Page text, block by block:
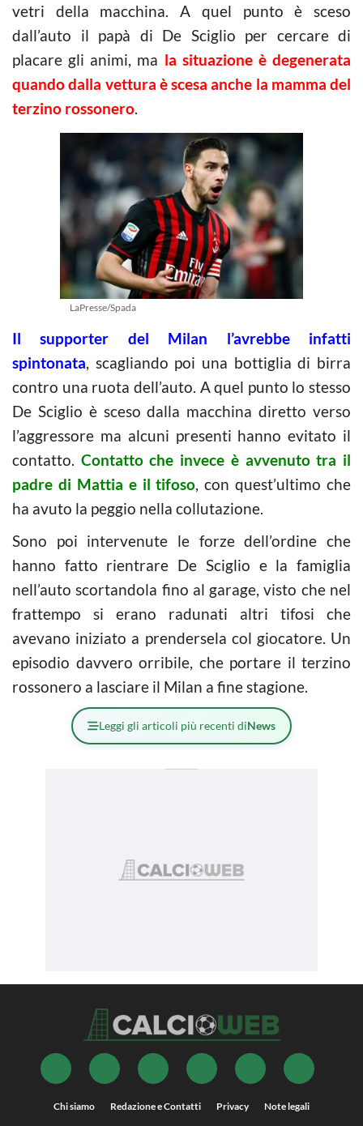
vetri della macchina. A quel punto è sceso
dall’auto il papà di De Sciglio per cercare di
placare gli animi, ma la situazione è degenerata
quando dalla vettura è scesa anche la mamma del
terzino rossonero.
LaPresse/Spada
Il supporter del Milan l’avrebbe infatti
spintonata, scagliando poi una bottiglia di birra
contro una ruota dell’auto. A quel punto lo stesso
De Sciglio è sceso dalla macchina diretto verso
l’aggressore ma alcuni presenti hanno evitato il
contatto. Contatto che invece è avvenuto tra il
padre di Mattia e il tifoso, con quest’ultimo che
ha avuto la peggio nella collutazione.
Sono poi intervenute le forze dell’ordine che
hanno fatto rientrare De Sciglio e la famiglia
nell’auto scortandola fino al garage, visto che nel
frattempo si erano radunati altri tifosi che
avevano iniziato a prendersela col giocatore. Un
episodio davvero orribile, che portare il terzino
rossonero a lasciare il Milan a fine stagione.
Leggi gli articoli più recenti diNews
Chi siamo Redazione e Contatti Privacy Note legali